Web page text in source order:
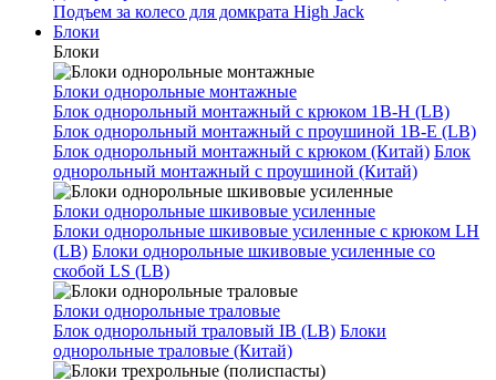
Подъем за колесо для домкрата High Jack
Блоки
Блоки
Блоки однорольные монтажные
Блок однорольный монтажный с крюком 1B-H (LB)
Блок однорольный монтажный с проушиной 1B-E (LB)
Блок однорольный монтажный с крюком (Китай) Блок
однорольный монтажный с проушиной (Китай)
Блоки однорольные шкивовые усиленные
Блоки однорольные шкивовые усиленные с крюком LH
(LB) Блоки однорольные шкивовые усиленные со
скобой LS (LB)
Блоки однорольные траловые
Блок однорольный траловый IB (LB) Блоки
однорольные траловые (Китай)